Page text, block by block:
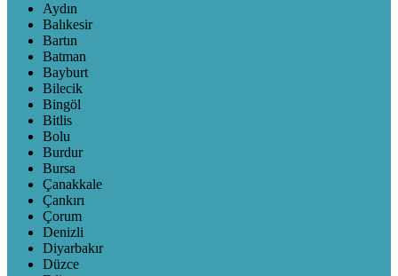
Aydın
Balıkesir
Bartın
Batman
Bayburt
Bilecik
Bingöl
Bitlis
Bolu
Burdur
Bursa
Çanakkale
Çankırı
Çorum
Denizli
Diyarbakır
Düzce